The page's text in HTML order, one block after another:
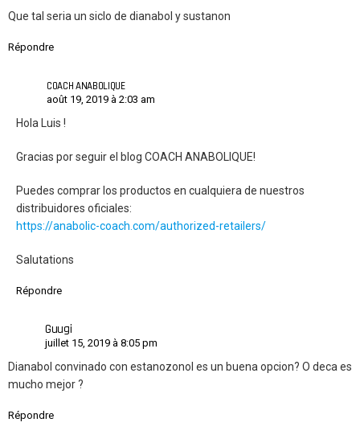
Que tal seria un siclo de dianabol y sustanon
Répondre
COACH ANABOLIQUE
août 19, 2019 à 2:03 am
Hola Luis !
Gracias por seguir el blog COACH ANABOLIQUE!
Puedes comprar los productos en cualquiera de nuestros
distribuidores oficiales:
https://anabolic-coach.com/authorized-retailers/
Salutations
Répondre
Guugi
juillet 15, 2019 à 8:05 pm
Dianabol convinado con estanozonol es un buena opcion? O deca es
mucho mejor ?
Répondre